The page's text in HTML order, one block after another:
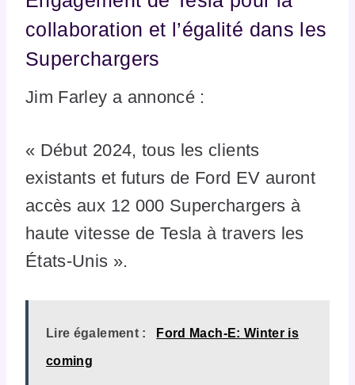
collaboration et l’égalité dans les
Superchargers
Jim Farley a annoncé :
« Début 2024, tous les clients
existants et futurs de Ford EV auront
accès aux 12 000 Superchargers à
haute vitesse de Tesla à travers les
États-Unis ».
Lire également : Ford Mach-E: Winter is
coming